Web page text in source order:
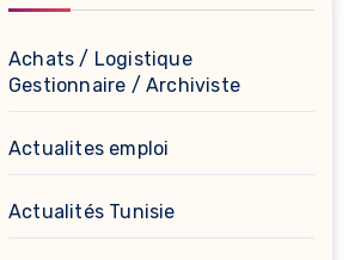
Achats / Logistique
Gestionnaire / Archiviste
Actualites emploi
Actualités Tunisie